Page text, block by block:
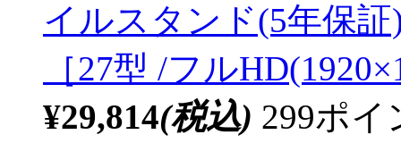
イルスタンド(5年保
［27型 /フル
¥29,814(税込) 299ポ